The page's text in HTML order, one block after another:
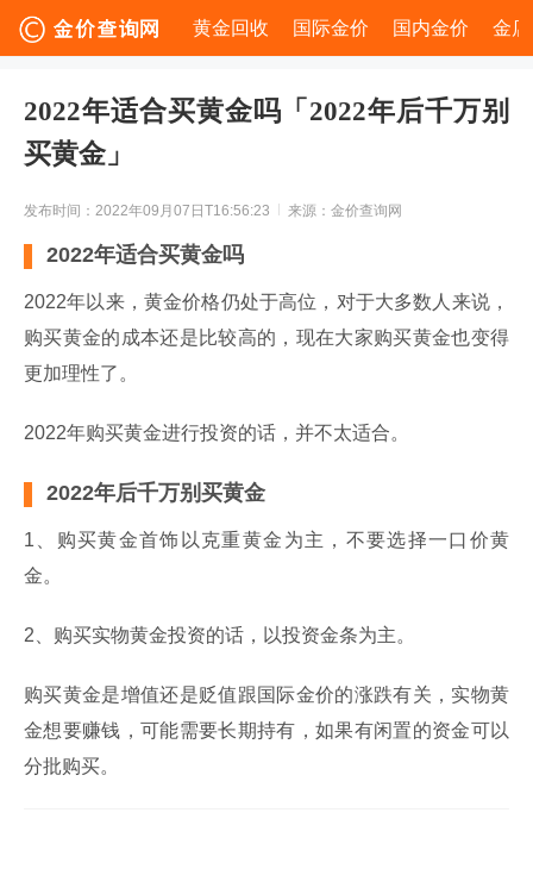
黄金回收 国际金价 国内金价 金
2022年适合买黄金吗「2022年后千万别
买黄金」
发布时间：2022年09月07日T16:56:23 来源：金价查询网
2022年适合买黄金吗
2022年以来，黄金价格仍处于高位，对于大多数人来说，
购买黄金的成本还是比较高的，现在大家购买黄金也变得
更加理性了。
2022年购买黄金进行投资的话，并不太适合。
2022年后千万别买黄金
1、购买黄金首饰以克重黄金为主，不要选择一口价黄
金。
2、购买实物黄金投资的话，以投资金条为主。
购买黄金是增值还是贬值跟国际金价的涨跌有关，实物黄
金想要赚钱，可能需要长期持有，如果有闲置的资金可以
分批购买。